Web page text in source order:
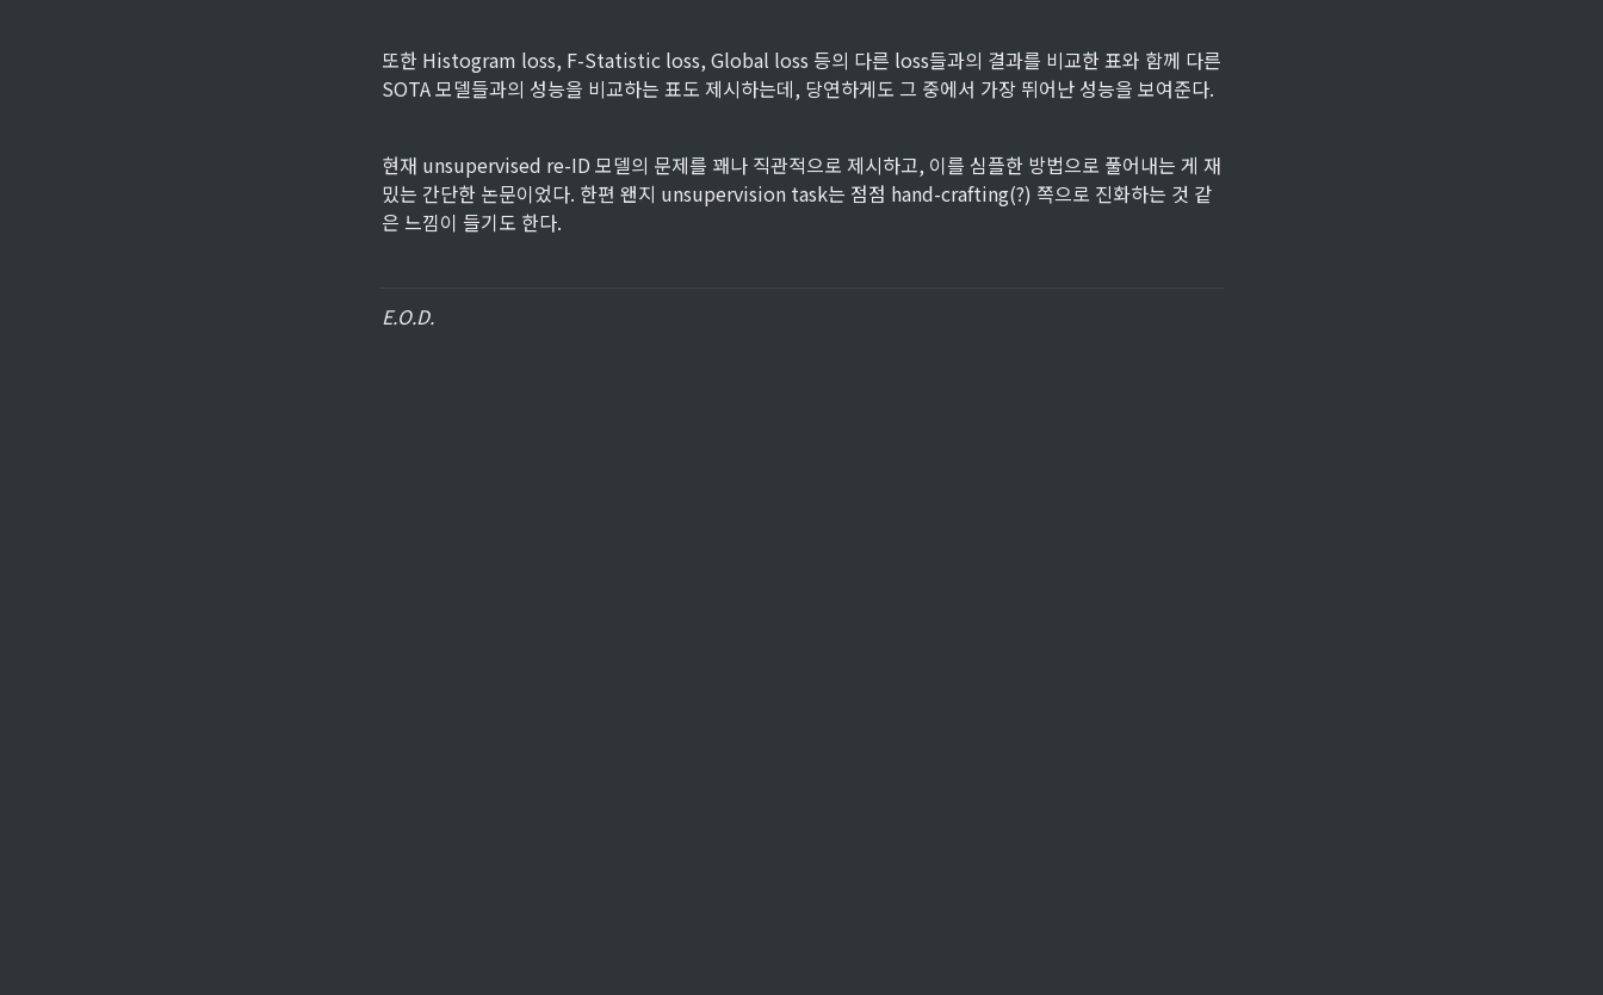
또한 Histogram loss, F-Statistic loss, Global loss 등의 다른 loss들과의 결과를 비교한 표와 함께 다른
SOTA 모델들과의 성능을 비교하는 표도 제시하는데, 당연하게도 그 중에서 가장 뛰어난 성능을 보여준다.
현재 unsupervised re-ID 모델의 문제를 꽤나 직관적으로 제시하고, 이를 심플한 방법으로 풀어내는 게 재
밌는 간단한 논문이었다. 한편 왠지 unsupervision task는 점점 hand-crafting(?) 쪽으로 진화하는 것 같
은 느낌이 들기도 한다.
E.O.D.